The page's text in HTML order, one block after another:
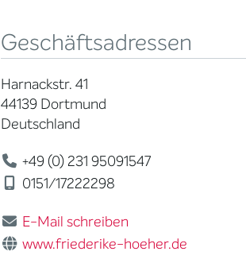
Geschäftsadressen
Harnackstr. 41
44139 Dortmund
Deutschland
+49 (0) 231 95091547
0151/17222298
E-Mail schreiben
www.friederike-hoeher.de